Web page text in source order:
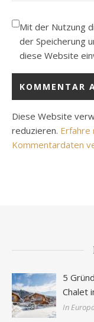
Mit der Nutzung
der Speicherung
diese Website
Diese Website
reduzieren. Erfahre
Kommentardaten
5
Chalet
In